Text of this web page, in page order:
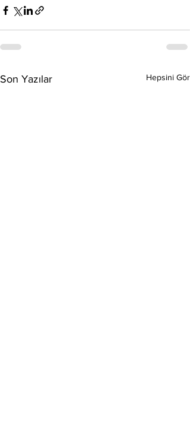
Son Yazılar Hepsini Gör